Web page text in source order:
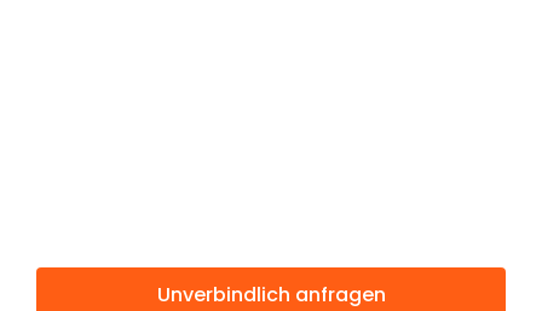
Unverbindlich anfragen